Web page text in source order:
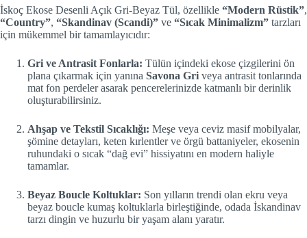
İskoç Ekose Desenli Açık Gri-Beyaz Tül, özellikle “Modern Rüstik”,
“Country”, “Skandinav (Scandi)” ve “Sıcak Minimalizm” tarzları
için mükemmel bir tamamlayıcıdır:
Gri ve Antrasit Fonlarla: Tülün içindeki ekose çizgilerini ön
plana çıkarmak için yanına Savona Gri veya antrasit tonlarında
mat fon perdeler asarak pencerelerinizde katmanlı bir derinlik
oluşturabilirsiniz.
Ahşap ve Tekstil Sıcaklığı: Meşe veya ceviz masif mobilyalar,
şömine detayları, keten kırlentler ve örgü battaniyeler, ekosenin
ruhundaki o sıcak “dağ evi” hissiyatını en modern haliyle
tamamlar.
Beyaz Boucle Koltuklar: Son yılların trendi olan ekru veya
beyaz boucle kumaş koltuklarla birleştiğinde, odada İskandinav
tarzı dingin ve huzurlu bir yaşam alanı yaratır.